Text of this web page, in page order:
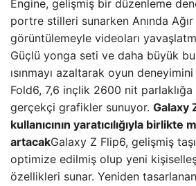
Engine, gelişmiş bir düzenleme
portre stilleri sunarken Anında Ağır
görüntülemeyle videoları
Güçlü yonga seti ve daha büyük
ısınmayı azaltarak oyun
Fold6, 7,6 inçlik 2600 nit parlaklığa
gerçekçi grafikler sunuyor. Galaxy
kullanıcının yaratıcılığıyla
artacakGalaxy Z Flip6, gelişmiş
optimize edilmiş olup yeni
özellikleri sunar. Yeniden